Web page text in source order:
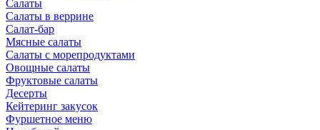
Салаты
Салаты в веррине
Салат-бар
Мясные салаты
Салаты с морепродуктами
Овощные салаты
Фруктовые салаты
Десерты
Кейтеринг закусок
Фуршетное меню